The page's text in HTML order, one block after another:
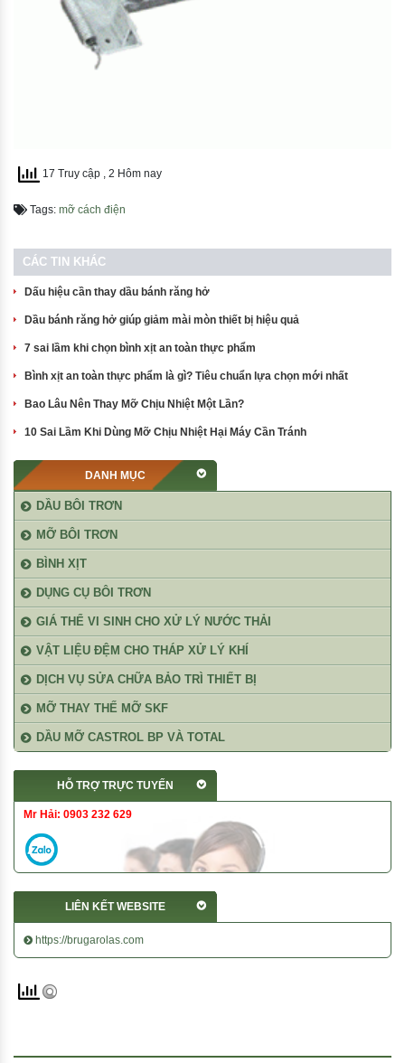
17 Truy cập , 2 Hôm nay
Tags: mỡ cách điện
CÁC TIN KHÁC
Dấu hiệu cần thay dầu bánh răng hở
Dầu bánh răng hở giúp giảm mài mòn thiết bị hiệu quả
7 sai lầm khi chọn bình xịt an toàn thực phẩm
Bình xịt an toàn thực phẩm là gì? Tiêu chuẩn lựa chọn mới nhất
Bao Lâu Nên Thay Mỡ Chịu Nhiệt Một Lần?
10 Sai Lầm Khi Dùng Mỡ Chịu Nhiệt Hại Máy Cần Tránh
DANH MỤC
DẦU BÔI TRƠN
MỠ BÔI TRƠN
BÌNH XỊT
DỤNG CỤ BÔI TRƠN
GIÁ THỂ VI SINH CHO XỬ LÝ NƯỚC THẢI
VẬT LIỆU ĐỆM CHO THÁP XỬ LÝ KHÍ
DỊCH VỤ SỬA CHỮA BẢO TRÌ THIẾT BỊ
MỠ THAY THẾ MỠ SKF
DẦU MỠ CASTROL BP VÀ TOTAL
HỖ TRỢ TRỰC TUYẾN
Mr Hải: 0903 232 629
LIÊN KẾT WEBSITE
https://brugarolas.com